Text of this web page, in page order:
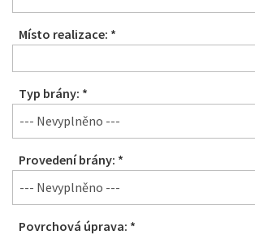
Místo realizace: *
Typ brány: *
--- Nevyplněno ---
Provedení brány: *
--- Nevyplněno ---
Povrchová úprava: *